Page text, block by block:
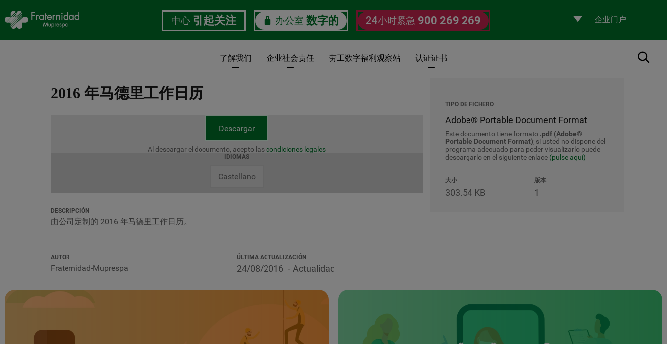
中心 引起关注 办公室 数字的 24小时紧急 900 269 269
Selecciona
un
了解我们 企业社会责任 劳工数字福利观察站 认证证书 搜索
2016 年马德里工作日历
Descargar
Al descargar el documento, acepto lascondiciones legales
IDIOMAS
Castellano
DESCRIPCIÓN
由公司定制的 2016 年马德里工作日历。
AUTOR
Fraternidad-Muprespa
ÚLTIMA ACTUALIZACIÓN
24/08/2016 Actualidad
TIPO DE FICHERO
Adobe® Portable Document Format
Este documento tiene formato .pdf (Adobe®
Portable Document Format); si usted no dispone del
programa adecuado para poder visualizarlo puede
descargarlo en el siguiente enlace (pulse aquí)
大小
303.54 KB
版本
1